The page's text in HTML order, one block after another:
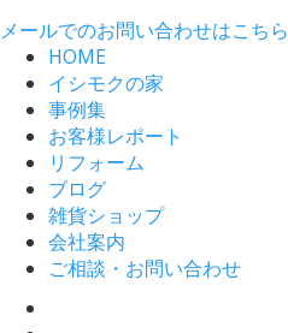
メールでのお問い合わせはこちら
HOME
イシモクの家
事例集
お客様レポート
リフォーム
ブログ
雑貨ショップ
会社案内
ご相談・お問い合わせ